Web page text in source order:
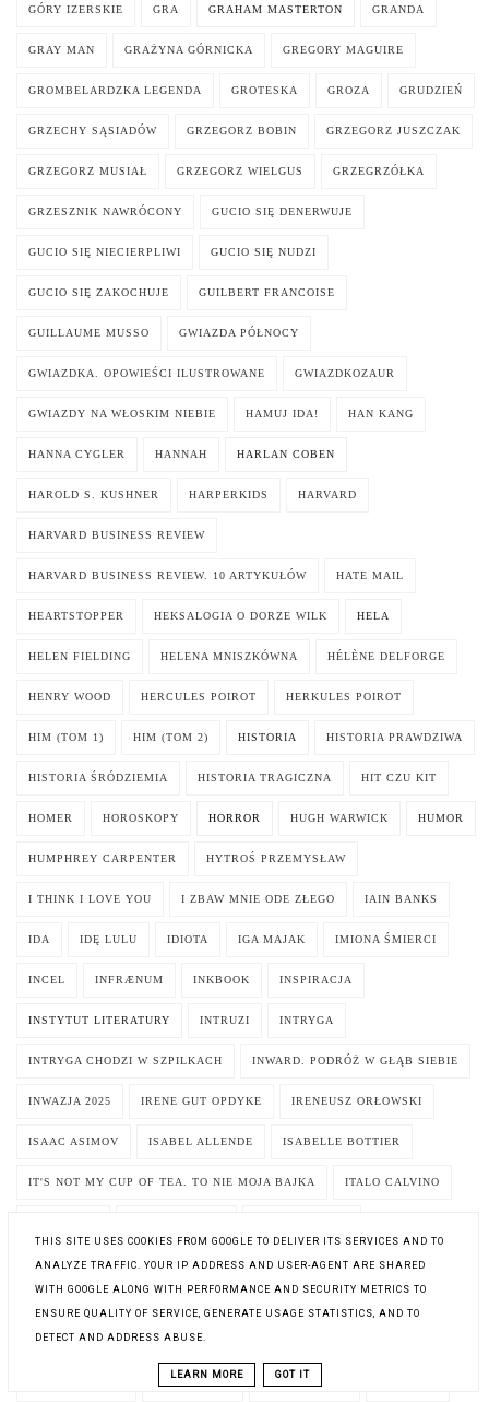
GÓRY IZERSKIE GRA GRAHAM MASTERTON GRANDA
GRAY MAN GRAŻYNA GÓRNICKA GREGORY MAGUIRE
GROMBELARDZKA LEGENDA GROTESKA GROZA GRUDZIEŃ
GRZECHY SĄSIADÓW GRZEGORZ BOBIN GRZEGORZ JUSZCZAK
GRZEGORZ MUSIAŁ GRZEGORZ WIELGUS GRZEGRZÓŁKA
GRZESZNIK NAWRÓCONY GUCIO SIĘ DENERWUJE
GUCIO SIĘ NIECIERPLIWI GUCIO SIĘ NUDZI
GUCIO SIĘ ZAKOCHUJE GUILBERT FRANCOISE
GUILLAUME MUSSO GWIAZDA PÓŁNOCY
GWIAZDKA. OPOWIEŚCI ILUSTROWANE GWIAZDKOZAUR
GWIAZDY NA WŁOSKIM NIEBIE HAMUJ IDA! HAN KANG
HANNA CYGLER HANNAH HARLAN COBEN
HAROLD S. KUSHNER HARPERKIDS HARVARD
HARVARD BUSINESS REVIEW
HARVARD BUSINESS REVIEW. 10 ARTYKUŁÓW HATE MAIL
HEARTSTOPPER HEKSALOGIA O DORZE WILK HELA
HELEN FIELDING HELENA MNISZKÓWNA HÉLÈNE DELFORGE
HENRY WOOD HERCULES POIROT HERKULES POIROT
HIM (TOM 1) HIM (TOM 2) HISTORIA HISTORIA PRAWDZIWA
HISTORIA ŚRÓDZIEMIA HISTORIA TRAGICZNA HIT CZU KIT
HOMER HOROSKOPY HORROR HUGH WARWICK HUMOR
HUMPHREY CARPENTER HYTROŚ PRZEMYSŁAW
I THINK I LOVE YOU I ZBAW MNIE ODE ZŁEGO IAIN BANKS
IDA IDĘ LULU IDIOTA IGA MAJAK IMIONA ŚMIERCI
INCEL INFRÆNUM INKBOOK INSPIRACJA
INSTYTUT LITERATURY INTRUZI INTRYGA
INTRYGA CHODZI W SZPILKACH INWARD. PODRÓŻ W GŁĄB SIEBIE
INWAZJA 2025 IRENE GUT OPDYKE IRENEUSZ ORŁOWSKI
ISAAC ASIMOV ISABEL ALLENDE ISABELLE BOTTIER
IT'S NOT MY CUP OF TEA. TO NIE MOJA BAJKA ITALO CALVINO
IWONA CHMIELEWSKA IWONA MARZENA PAWŁOWSKA
J.R.R. TOLKIEN JA JA ANIELICA
JA OCALONA JA POTĘPIONA
THIS SITE USES COOKIES FROM GOOGLE TO DELIVER ITS SERVICES AND TO
ANALYZE TRAFFIC. YOUR IP ADDRESS AND USER-AGENT ARE SHARED
WITH GOOGLE ALONG WITH PERFORMANCE AND SECURITY METRICS TO
ENSURE QUALITY OF SERVICE, GENERATE USAGE STATISTICS, AND TO
DETECT AND ADDRESS ABUSE.
LEARN MORE GOT IT